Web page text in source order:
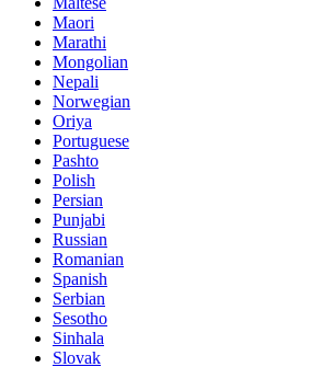
Maori
Marathi
Mongolian
Nepali
Norwegian
Oriya
Portuguese
Pashto
Polish
Persian
Punjabi
Russian
Romanian
Spanish
Serbian
Sesotho
Sinhala
Slovak